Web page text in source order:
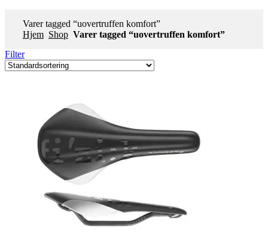
Varer tagged “uovertruffen komfort”
Hjem Shop Varer tagged “uovertruffen komfort”
Filter